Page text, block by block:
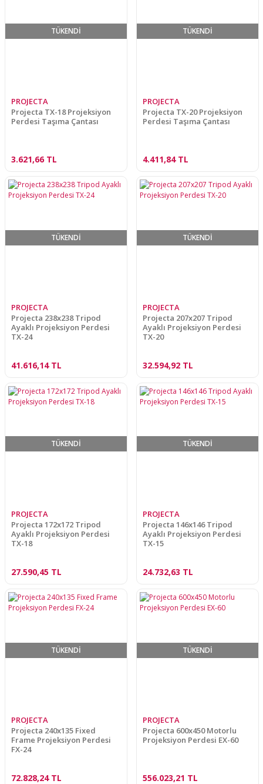
TÜKENDİ
PROJECTA
Projecta TX-18 Projeksiyon
Perdesi Taşıma Çantası
3.621,66 TL
TÜKENDİ
PROJECTA
Projecta TX-20 Projeksiyon
Perdesi Taşıma Çantası
4.411,84 TL
TÜKENDİ
PROJECTA
Projecta 238x238 Tripod
Ayaklı Projeksiyon Perdesi
TX-24
41.616,14 TL
TÜKENDİ
PROJECTA
Projecta 207x207 Tripod
Ayaklı Projeksiyon Perdesi
TX-20
32.594,92 TL
TÜKENDİ
PROJECTA
Projecta 172x172 Tripod
Ayaklı Projeksiyon Perdesi
TX-18
27.590,45 TL
TÜKENDİ
PROJECTA
Projecta 146x146 Tripod
Ayaklı Projeksiyon Perdesi
TX-15
24.732,63 TL
TÜKENDİ
PROJECTA
Projecta 240x135 Fixed
Frame Projeksiyon Perdesi
FX-24
72.828,24 TL
TÜKENDİ
PROJECTA
Projecta 600x450 Motorlu
Projeksiyon Perdesi EX-60
556.023,21 TL